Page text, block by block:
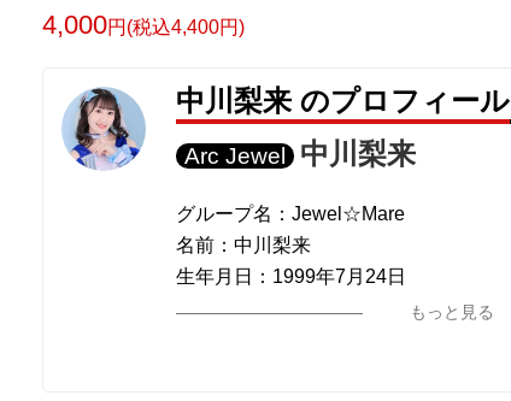
4,000円(税込4,400円)
中川梨来 のプロフィール
Arc Jewel 中川梨来
グループ名：Jewel☆Mare
名前：中川梨来
生年月日：1999年7月24日
もっと見る